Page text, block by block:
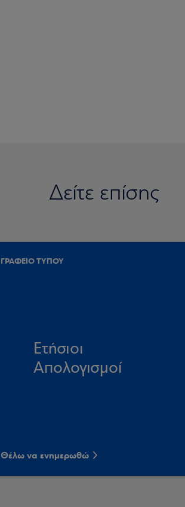
Δείτε επίσης
ΓΡΑΦΕΙΟ ΤΥΠΟΥ
Ετήσιοι
Απολογισμοί
Θέλω να ενημερωθώ